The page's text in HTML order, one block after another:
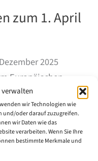
wir Technologien wie
und/oder darauf zuzugreifen.
wir Daten wie das
verarbeiten. Wenn Sie Ihre
bestimmte Merkmale und
zum 1. April
2025
Europäischen
Betroffen
im Prüfungs- bzw.
für